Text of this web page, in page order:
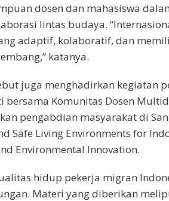
dosen dan mahasiswa
lintas budaya.
adaptif, kolaboratif, dan
katanya.
juga menghadirkan kegiatan
bersama Komunitas Dosen
pengabdian masyarakat di
Safe Living Environments for
Environmental Innovation.
hidup pekerja migran
Materi yang diberikan